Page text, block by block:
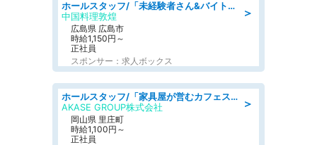
＞
ホールスタッフ/「未経験者さん&バイトデビューも大歓迎」残業ほぼなし×1日3時間〜勤務OK!フォロー体制も充実/広島県/広島市南区
中国料理敦煌
広島県 広島市
時給1,150円～
正社員
スポンサー：求人ボックス
＞
ホールスタッフ/「家具屋が営むカフェスタッフ!」週2日～OK!嬉しいまかない付き/岡山県/浅口郡里庄町
AKASE GROUP株式会社
岡山県 里庄町
時給1,100円～
正社員